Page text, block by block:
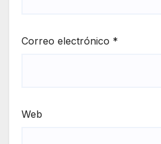
Correo electrónico *
Web